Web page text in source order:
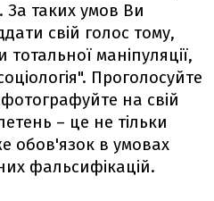
За таких умов Ви
свій голос тому,
маніпуляції,
Проголосуйте
на свій
– це не тільки
обов'язок в умовах
фальсифікацій.